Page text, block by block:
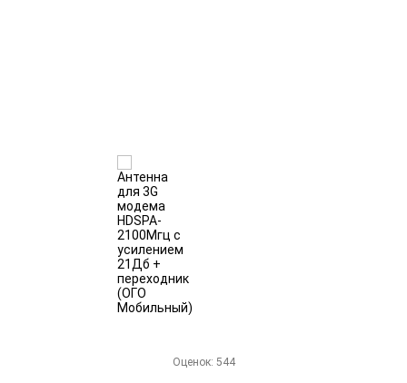
Оценок: 544